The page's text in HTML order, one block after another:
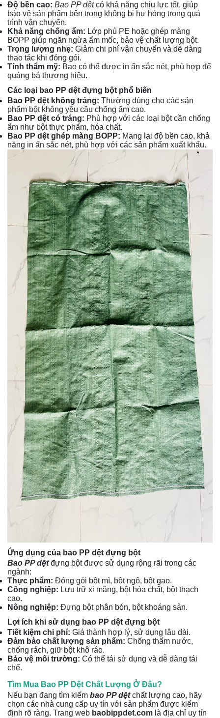
Độ bền cao: Bao PP dệtcó khả năng chịu lực tốt, giúp
bảo vệ sản phẩm bên trong không bị hư hỏng trong quá
trình vận chuyển.
Khả năng chống ẩm: Lớp phủ PE hoặc ghép màng
BOPP giúp ngăn ngừa ẩm mốc, bảo vệ chất lượng bột.
Trọng lượng nhẹ: Giảm chi phí vận chuyển và dễ dàng
thao tác khi đóng gói.
Tính thẩm mỹ: Bao có thể được in ấn sắc nét, phù hợp để
quảng bá thương hiệu.
Các loại bao PP dệt đựng bột phổ biến
Bao PP dệt không tráng: Thường dùng cho các sản
phẩm bột không yêu cầu chống ẩm cao.
Bao PP dệt có tráng: Phù hợp với các loại bột cần chống
ẩm như bột thực phẩm, hóa chất.
Bao PP dệt ghép màng BOPP: Mang lại độ bền cao, khả
năng in ấn sắc nét, phù hợp với các sản phẩm xuất khẩu.
Ứng dụng của bao PP dệt đựng bột
Bao PP dệtđựng bột được sử dụng rộng rãi trong các
ngành:
Thực phẩm: Đóng gói bột mì, bột ngô, bột gạo.
Công nghiệp: Lưu trữ xi măng, bột hóa chất, bột thạch
cao.
Nông nghiệp: Đựng bột phân bón, bột khoáng sản.
Lợi ích khi sử dụng bao PP dệt đựng bột
Tiết kiệm chi phí: Giá thành hợp lý, sử dụng lâu dài.
Đảm bảo chất lượng sản phẩm: Chống thấm nước,
chống rách, giữ bột khô ráo.
Bảo vệ môi trường: Có thể tái sử dụng và dễ dàng tái
chế.
Tìm Mua Bao PP Dệt Chất Lượng Ở Đâu?
Nếu bạn đang tìm kiếm bao PP dệt chất lượng cao, hãy
chọn các nhà cung cấp uy tín với sản phẩm được kiểm
định rõ ràng. Trang web baobippdet.com là địa chỉ uy tín